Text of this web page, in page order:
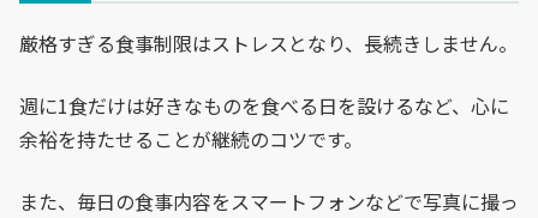
厳格すぎる食事制限はストレスとなり、長続きしません。
週に1食だけは好きなものを食べる日を設けるなど、心に
余裕を持たせることが継続のコツです。
また、毎日の食事内容をスマートフォンなどで写真に撮っ